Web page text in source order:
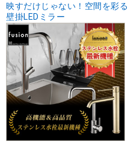
映すだけじゃない！空間を彩る
壁掛LEDミラー